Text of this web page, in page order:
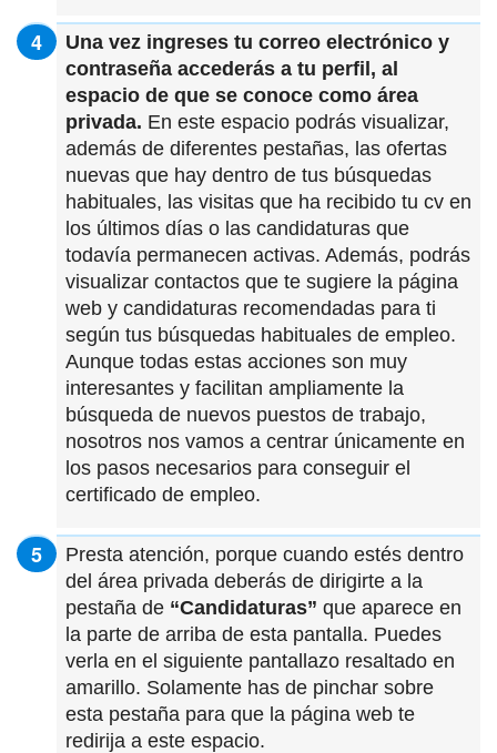
Una vez ingreses tu correo electrónico y
contraseña accederás a tu perfil, al
espacio de que se conoce como área
privada. En este espacio podrás visualizar,
además de diferentes pestañas, las ofertas
nuevas que hay dentro de tus búsquedas
habituales, las visitas que ha recibido tu cv en
los últimos días o las candidaturas que
todavía permanecen activas. Además, podrás
visualizar contactos que te sugiere la página
web y candidaturas recomendadas para ti
según tus búsquedas habituales de empleo.
Aunque todas estas acciones son muy
interesantes y facilitan ampliamente la
búsqueda de nuevos puestos de trabajo,
nosotros nos vamos a centrar únicamente en
los pasos necesarios para conseguir el
certificado de empleo.
Presta atención, porque cuando estés dentro
del área privada deberás de dirigirte a la
pestaña de “Candidaturas” que aparece en
la parte de arriba de esta pantalla. Puedes
verla en el siguiente pantallazo resaltado en
amarillo. Solamente has de pinchar sobre
esta pestaña para que la página web te
redirija a este espacio.